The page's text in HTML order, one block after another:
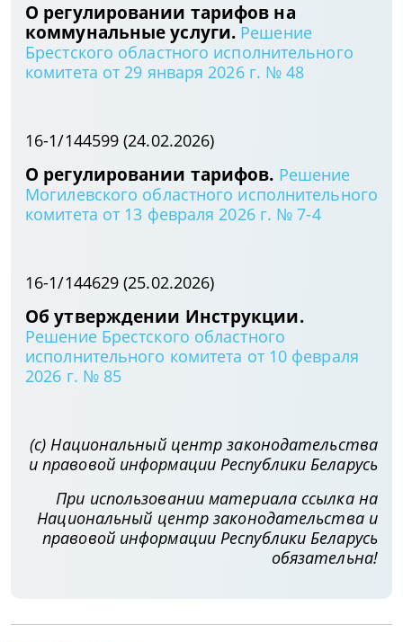
О регулировании тарифов на
коммунальные услуги. Решение
Брестского областного исполнительного
комитета от 29 января 2026 г. № 48
16-1/144599 (24.02.2026)
О регулировании тарифов. Решение
Могилевского областного исполнительного
комитета от 13 февраля 2026 г. № 7-4
16-1/144629 (25.02.2026)
Об утверждении Инструкции.
Решение Брестского областного
исполнительного комитета от 10 февраля
2026 г. № 85
(с) Национальный центр законодательства
и правовой информации Республики Беларусь
При использовании материала ссылка на
Национальный центр законодательства и
правовой информации Республики Беларусь
обязательна!